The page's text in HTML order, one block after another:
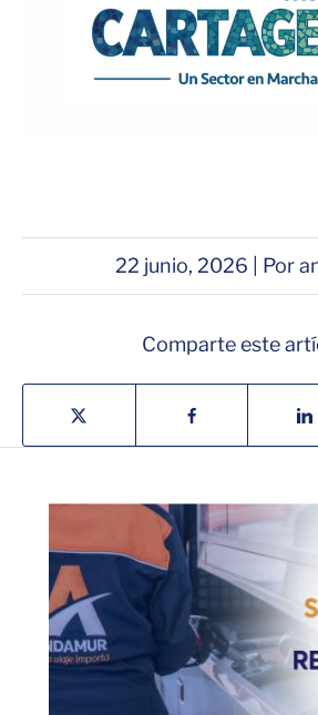
22 junio, 2026 | Por
Comparte este